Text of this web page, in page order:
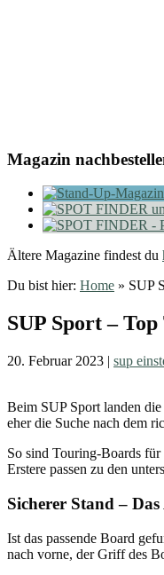
Magazin
Ältere Magazine findest du
Du bist hier: Home » SUP
SUP Sport –
20. Februar 2023 | sup
Beim SUP Sport landen
eher die Suche nach dem
So sind Touring-Boards
Erstere passen zu den
Sicherer Stand –
Ist das passende Board
nach vorne, der Griff des